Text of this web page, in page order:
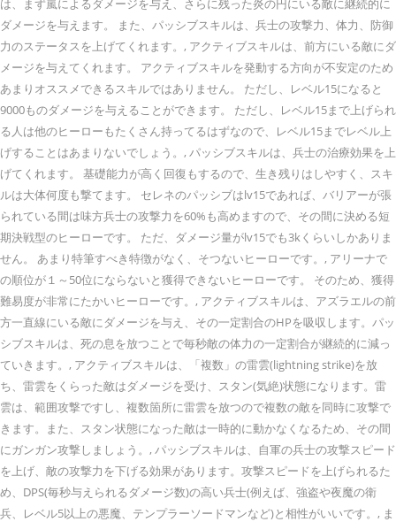
は、まず嵐によるダメージを与え、さらに残った炎の円にいる敵に継続的に
ダメージを与えます。 また、パッシブスキルは、兵士の攻撃力、体力、防御
力のステータスを上げてくれます。, アクティブスキルは、前方にいる敵にダ
メージを与えてくれます。 アクティブスキルを発動する方向が不安定のため
あまりオススメできるスキルではありません。 ただし、レベル15になると
9000ものダメージを与えることができます。 ただし、レベル15まで上げられ
る人は他のヒーローもたくさん持ってるはずなので、レベル15までレベル上
げすることはあまりないでしょう。, パッシブスキルは、兵士の治療効果を上
げてくれます。 基礎能力が高く回復もするので、生き残りはしやすく、スキ
ルは大体何度も撃てます。 セレネのパッシブはlv15であれば、バリアーが張
られている間は味方兵士の攻撃力を60%も高めますので、その間に決める短
期決戦型のヒーローです。 ただ、ダメージ量がlv15でも3kくらいしかありま
せん。 あまり特筆すべき特徴がなく、そつないヒーローです。, アリーナで
の順位が１～50位にならないと獲得できないヒーローです。 そのため、獲得
難易度が非常にたかいヒーローです。, アクティブスキルは、アズラエルの前
方一直線にいる敵にダメージを与え、その一定割合のHPを吸収します。パッ
シブスキルは、死の息を放つことで毎秒敵の体力の一定割合が継続的に減っ
ていきます。, アクティブスキルは、「複数」の雷雲(lightning strike)を放
ち、雷雲をくらった敵はダメージを受け、スタン(気絶)状態になります。雷
雲は、範囲攻撃ですし、複数箇所に雷雲を放つので複数の敵を同時に攻撃で
きます。また、スタン状態になった敵は一時的に動かなくなるため、その間
にガンガン攻撃しましょう。, パッシブスキルは、自軍の兵士の攻撃スピード
を上げ、敵の攻撃力を下げる効果があります。攻撃スピードを上げられるた
め、DPS(毎秒与えられるダメージ数)の高い兵士(例えば、強盗や夜魔の衛
兵、レベル5以上の悪魔、テンプラーソードマンなど)と相性がいいです。, ま